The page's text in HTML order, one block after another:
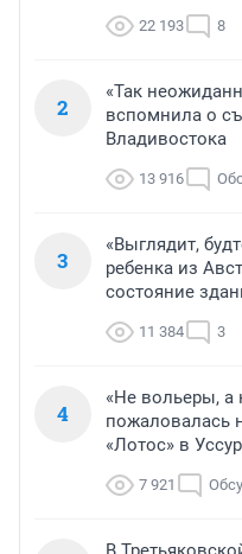
22 193 8
2
«Так
вспомнила о
Владивостока
13 916
3
«Выглядит,
ребенка из
состояние
11 384 3
4
«Не вольеры, а
пожаловалась
«Лотос» в
7 921